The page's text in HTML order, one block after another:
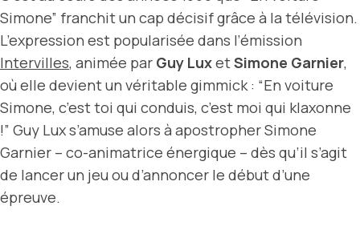
Simone” franchit un cap décisif grâce à la télévision.
L’expression est popularisée dans l’émission
Intervilles, animée par Guy LuxetSimone Garnier,
où elle devient un véritable gimmick : “En voiture
Simone, c’est toi qui conduis, c’est moi qui klaxonne
!” Guy Lux s’amuse alors à apostropher Simone
Garnier – co-animatrice énergique – dès qu’il s’agit
de lancer un jeu ou d’annoncer le début d’une
épreuve.